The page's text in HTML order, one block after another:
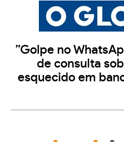
”Golpe no
de consulta
esquecido em